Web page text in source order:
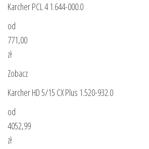
Karcher PCL 4 1.644-000.0
od
771,00
zł
Zobacz
Karcher HD 5/15 CX Plus 1.520-932.0
od
4052,99
zł